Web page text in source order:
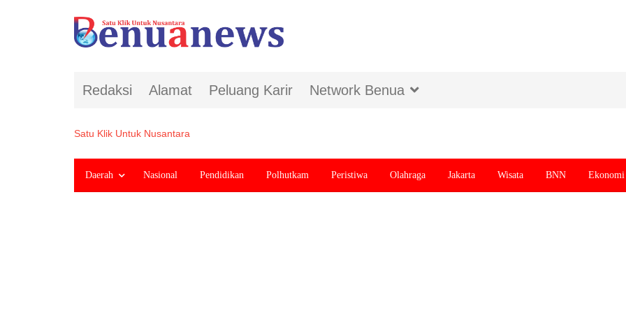
Redaksi Alamat Peluang Karir Network Benua
Satu Klik Untuk Nusantara
Daerah Nasional Pendidikan Polhutkam Peristiwa Olahraga Jakarta Wisata BNN Ekonomi